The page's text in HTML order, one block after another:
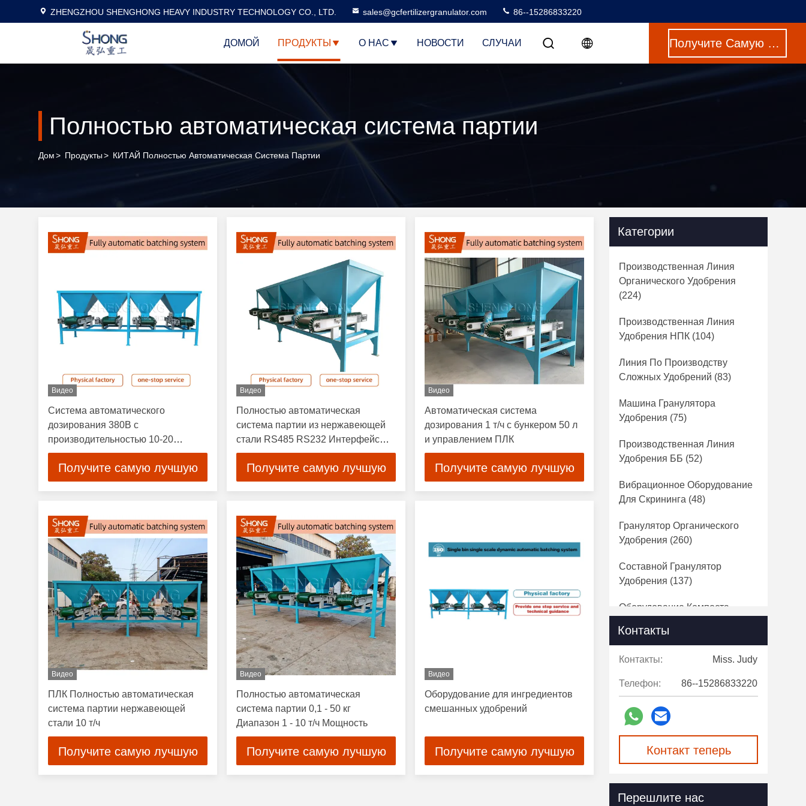
ZHENGZHOU SHENGHONG HEAVY INDUSTRY TECHNOLOGY CO., LTD. sales@gcfertilizergranulator.com 86--15286833220
ДОМОЙ ПРОДУКТЫ О НАС НОВОСТИ СЛУЧАИ Получите Самую Лучшую Цену
Полностью автоматическая система партии
Дом> Продукты> КИТАЙ Полностью Автоматическая Система Партии
Видео
Система автоматического
дозирования 380В с
производительностью 10-20
замесов в минуту, интерфейсы
RS485 и RS232
Получите самую лучшую
Видео
Полностью автоматическая
система партии из нержавеющей
стали RS485 RS232 Интерфейс
связи
Получите самую лучшую
Видео
Автоматическая система
дозирования 1 т/ч с бункером 50 л
и управлением ПЛК
Получите самую лучшую
Видео
ПЛК Полностью автоматическая
система партии нержавеющей
стали 10 т/ч
Получите самую лучшую
Видео
Полностью автоматическая
система партии 0,1 - 50 кг
Диапазон 1 - 10 т/ч Мощность
Получите самую лучшую
Видео
Оборудование для ингредиентов
смешанных удобрений
Получите самую лучшую
Категории
Производственная Линия
Органического Удобрения
(224)
Производственная Линия
Удобрения НПК (104)
Линия По Производству
Сложных Удобрений (83)
Машина Гранулятора
Удобрения (75)
Производственная Линия
Удобрения ББ (52)
Вибрационное Оборудование
Для Скрининга (48)
Гранулятор Органического
Удобрения (260)
Составной Гранулятор
Удобрения (137)
Оборудование Компоста
Удобрение Задавливая
Машину(29)
Оборудование Для
Барабанчика
(20)
Контакты
Контакты: Miss. Judy
Телефон: 86--15286833220
Контакт теперь
Перешлите нас